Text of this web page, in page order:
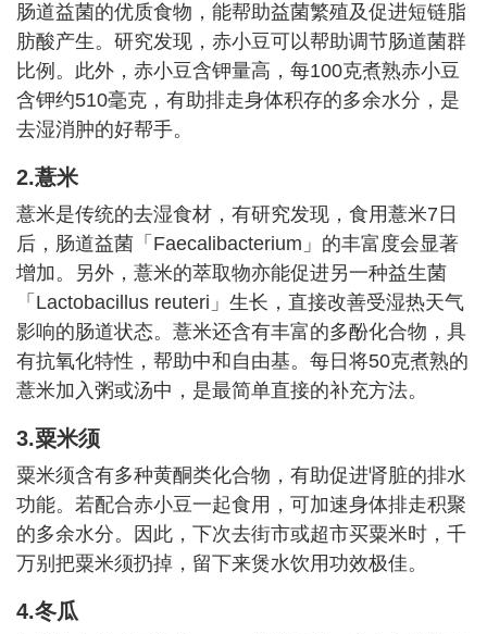
肠道益菌的优质食物，能帮助益菌繁殖及促进短链脂
肪酸产生。研究发现，赤小豆可以帮助调节肠道菌群
比例。此外，赤小豆含钾量高，每100克煮熟赤小豆
含钾约510毫克，有助排走身体积存的多余水分，是
去湿消肿的好帮手。
2.薏米
薏米是传统的去湿食材，有研究发现，食用薏米7日
后，肠道益菌「Faecalibacterium」的丰富度会显著
增加。另外，薏米的萃取物亦能促进另一种益生菌
「Lactobacillus reuteri」生长，直接改善受湿热天气
影响的肠道状态。薏米还含有丰富的多酚化合物，具
有抗氧化特性，帮助中和自由基。每日将50克煮熟的
薏米加入粥或汤中，是最简单直接的补充方法。
3.粟米须
粟米须含有多种黄酮类化合物，有助促进肾脏的排水
功能。若配合赤小豆一起食用，可加速身体排走积聚
的多余水分。因此，下次去街市或超市买粟米时，千
万别把粟米须扔掉，留下来煲水饮用功效极佳。
4.冬瓜